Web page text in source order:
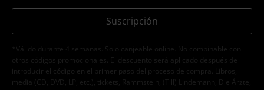
Suscripción
*Válido durante 4 semanas. Solo canjeable online. No combinable con
otros códigos promocionales. El descuento será aplicado después de
introducir el código en el primer paso del proceso de compra. Libros,
media (CD, DVD, LP, etc.), tickets, Rammstein, (Till) Lindemann, Die Ärzte,